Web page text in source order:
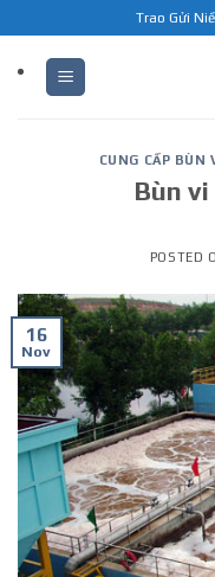
to
content
Trao Gửi
CUNG CẤP BÙN
Bùn
POSTED
16
Nov